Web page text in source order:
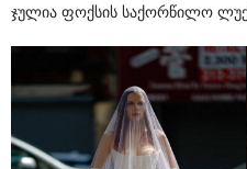
ჯულია ფოქსის საქორწილო ლუქი